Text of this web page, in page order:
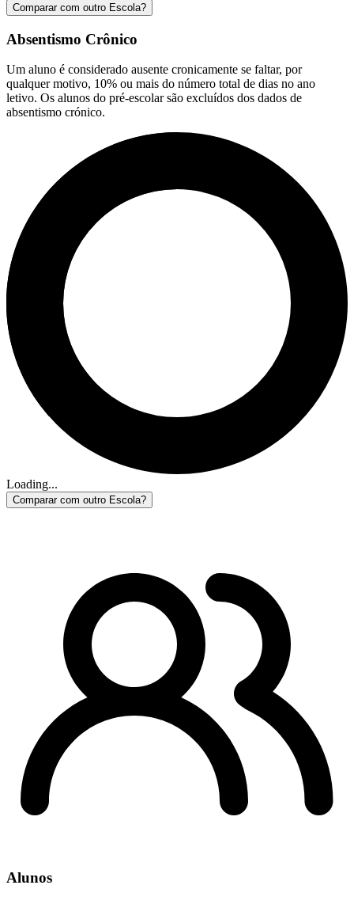
Comparar com outro Escola?
Absentismo Crônico
Um aluno é considerado ausente cronicamente se faltar, por
qualquer motivo, 10% ou mais do número total de dias no ano
letivo. Os alunos do pré-escolar são excluídos dos dados de
absentismo crónico.
Loading...
Comparar com outro Escola?
Alunos